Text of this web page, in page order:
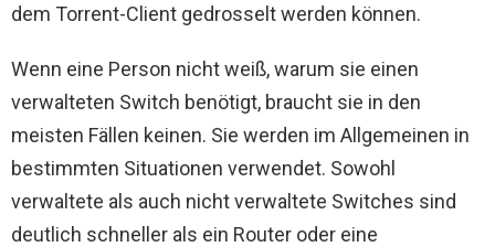
dem Torrent-Client gedrosselt werden können.
Wenn eine Person nicht weiß, warum sie einen
verwalteten Switch benötigt, braucht sie in den
meisten Fällen keinen. Sie werden im Allgemeinen in
bestimmten Situationen verwendet. Sowohl
verwaltete als auch nicht verwaltete Switches sind
deutlich schneller als ein Router oder eine